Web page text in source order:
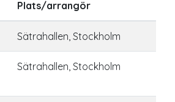
Plats/arrangör
Sätrahallen, Stockholm
Sätrahallen, Stockholm